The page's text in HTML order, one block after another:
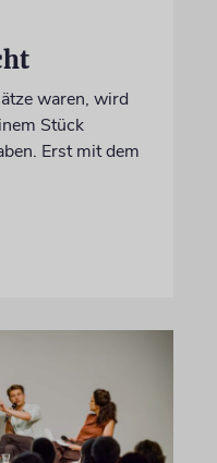
waren, wird
Stück
Erst mit dem